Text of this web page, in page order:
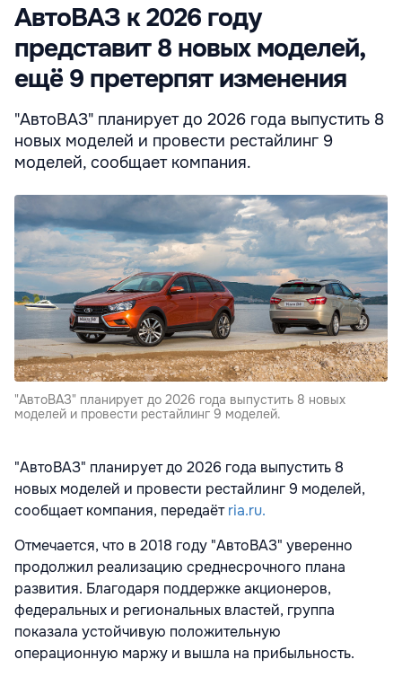
АвтоВАЗ к 2026 году
представит 8 новых моделей,
ещё 9 претерпят изменения
"АвтоВАЗ" планирует до 2026 года выпустить 8
новых моделей и провести рестайлинг 9
моделей, сообщает компания.
"АвтоВАЗ" планирует до 2026 года выпустить 8 новых
моделей и провести рестайлинг 9 моделей.
"АвтоВАЗ" планирует до 2026 года выпустить 8
новых моделей и провести рестайлинг 9 моделей,
сообщает компания, передаётria.ru.
Отмечается, что в 2018 году "АвтоВАЗ" уверенно
продолжил реализацию среднесрочного плана
развития. Благодаря поддержке акционеров,
федеральных и региональных властей, группа
показала устойчивую положительную
операционную маржу и вышла на прибыльность.